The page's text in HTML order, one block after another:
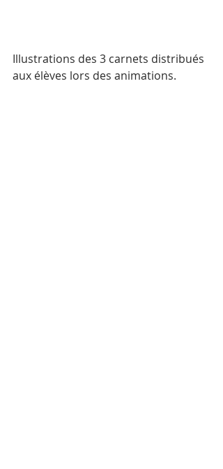
Illustrations des 3 carnets distribués
aux élèves lors des animations.